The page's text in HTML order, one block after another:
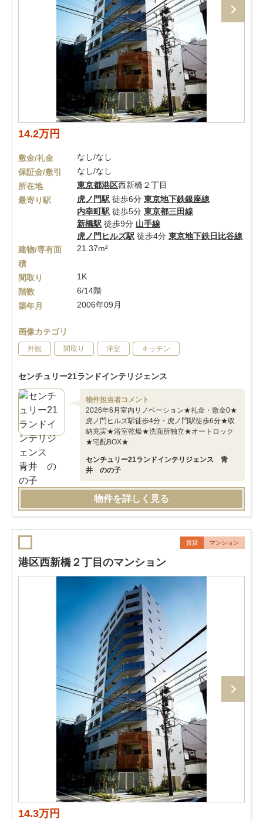
14.2万円
敷金/礼金
なし/なし
保証金/敷引
なし/なし
所在地
東京都港区西新橋２丁目
最寄り駅
虎ノ門駅 徒歩6分 東京地下鉄銀座線
内幸町駅 徒歩5分 東京都三田線
新橋駅 徒歩9分 山手線
虎ノ門ヒルズ駅 徒歩4分 東京地下鉄日比谷線
建物/専有面
積
21.37m²
間取り
1K
階数
6/14階
築年月
2006年09月
画像カテゴリ
外観 間取り 洋室 キッチン
センチュリー21ランドインテリジェンス
物件担当者コメント
2026年6月室内リノベーション★礼金・敷金0★
虎ノ門ヒルズ駅徒歩4分・虎ノ門駅徒歩6分★収
納充実★浴室乾燥★洗面所独立★オートロック
★宅配BOX★
センチュリー21ランドインテリジェンス 青
井 のの子
物件を詳しく見る
賃貸 マンション
港区西新橋２丁目のマンション
14.3万円